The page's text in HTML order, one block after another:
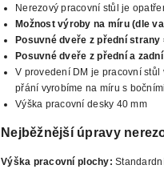
Nerezový pracovní stůl je
Možnost výroby na míru (dle
Posuvnédveře z přední strany
Posuvné dveře z přední a
V provedení DM je pracovní stůl
přání vyrobíme na míru s
Výška pracovní desky 40 mm
Nejběžnějšíúpravy
Výška pracovní plochy: